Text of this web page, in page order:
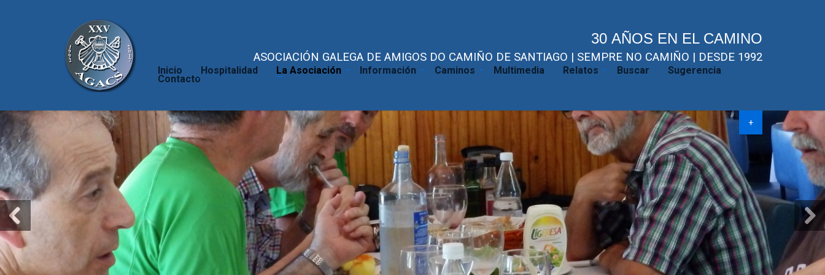
30 AÑOS EN EL CAMINO
ASOCIACIÓN GALEGA DE AMIGOS DO CAMIÑO DE SANTIAGO | SEMPRE NO CAMIÑO | DESDE 1992
Inicio Hospitalidad La Asociación Información Caminos Multimedia Relatos Buscar Sugerencia
Contacto
+